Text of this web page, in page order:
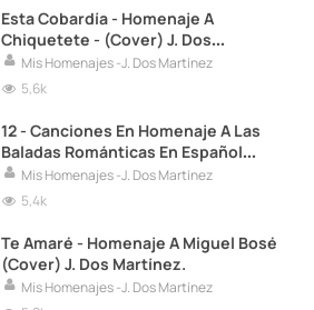
Esta Cobardía - Homenaje A
Chiquetete - (Cover) J. Dos
Martínez.
Mis Homenajes -J. Dos Martínez
5,6k
12 - Canciones En Homenaje A Las
Baladas Románticas En Español
(Cover) J. Dos Martínez.
Mis Homenajes -J. Dos Martínez
5,4k
Te Amaré - Homenaje A Miguel Bosé
(Cover) J. Dos Martínez.
Mis Homenajes -J. Dos Martínez